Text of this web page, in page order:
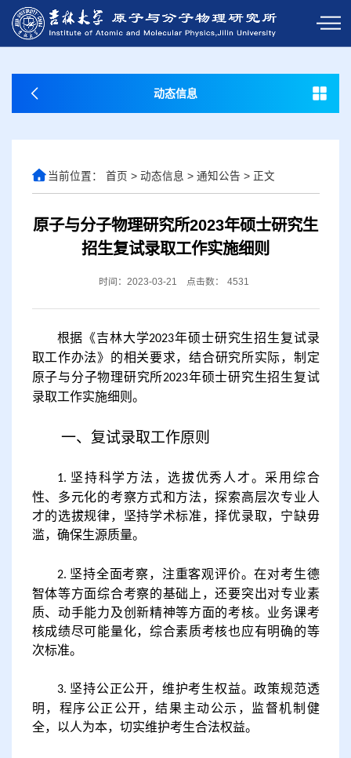
动态信息
当前位置： 首页 > 动态信息 > 通知公告 > 正文
原子与分子物理研究所2023年硕士研究生
招生复试录取工作实施细则
时间：2023-03-21 点击数： 4531
根据《吉林大学2023年硕士研究生招生复试录
取工作办法》的相关要求，结合研究所实际，制定
原子与分子物理研究所2023年硕士研究生招生复试
录取工作实施细则。
一、 复试录取工作原则
1. 坚持科学方法，选拔优秀人才。采用综合
性、多元化的考察方式和方法，探索高层次专业人
才的选拔规律，坚持学术标准，择优录取，宁缺毋
滥，确保生源质量。
2. 坚持全面考察，注重客观评价。在对考生德
智体等方面综合考察的基础上，还要突出对专业素
质、动手能力及创新精神等方面的考核。业务课考
核成绩尽可能量化，综合素质考核也应有明确的等
次标准。
3. 坚持公正公开，维护考生权益。政策规范透
明，程序公正公开，结果主动公示，监督机制健
全，以人为本，切实维护考生合法权益。